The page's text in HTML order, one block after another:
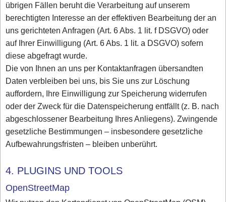
übrigen Fällen beruht die Verarbeitung auf unserem
berechtigten Interesse an der effektiven Bearbeitung der an
uns gerichteten Anfragen (Art. 6 Abs. 1 lit. f DSGVO) oder
auf Ihrer Einwilligung (Art. 6 Abs. 1 lit. a DSGVO) sofern
diese abgefragt wurde.
Die von Ihnen an uns per Kontaktanfragen übersandten
Daten verbleiben bei uns, bis Sie uns zur Löschung
auffordern, Ihre Einwilligung zur Speicherung widerrufen
oder der Zweck für die Datenspeicherung entfällt (z. B. nach
abgeschlossener Bearbeitung Ihres Anliegens). Zwingende
gesetzliche Bestimmungen – insbesondere gesetzliche
Aufbewahrungsfristen – bleiben unberührt.
4. PLUGINS UND TOOLS
OpenStreetMap